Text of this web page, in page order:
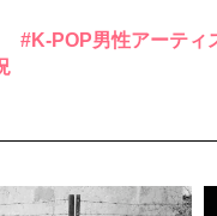
K-POP男性アーティ